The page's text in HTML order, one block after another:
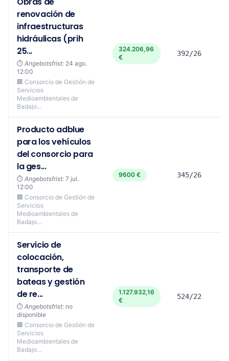
renovación de
infraestructuras
hidráulicas (prih
25...
⏱️ Angebotsfrist: 24 ago.
12:00
🏢 Consorcio de Gestión de
Servicios
Medioambientales de
Badajo...
324.206,96
€
392/26
Producto adblue
para los vehículos
del consorcio para
la ges...
⏱️ Angebotsfrist: 7 jul.
12:00
🏢 Consorcio de Gestión de
Servicios
Medioambientales de
Badajo...
9600 € 345/26
Servicio de
colocación,
transporte de
bateas y gestión
de re...
⏱️ Angebotsfrist: no
disponible
🏢 Consorcio de Gestión de
Servicios
Medioambientales de
Badajo...
1.127.932,16
€
524/22